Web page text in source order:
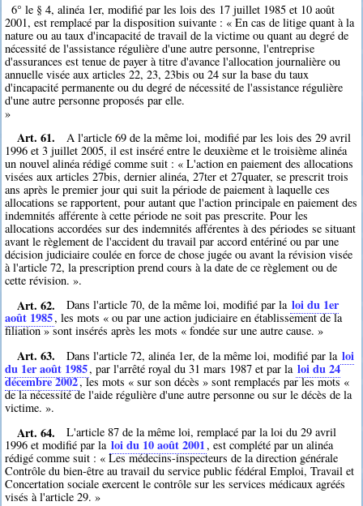
6° le § 4, alinéa 1er, modifié par les lois des 17 juillet 1985 et 10 août
2001, est remplacé par la disposition suivante : « En cas de litige quant à la
nature ou au taux d'incapacité de travail de la victime ou quant au degré de
nécessité de l'assistance régulière d'une autre personne, l'entreprise
d'assurances est tenue de payer à titre d'avance l'allocation journalière ou
annuelle visée aux articles 22, 23, 23bis ou 24 sur la base du taux
d'incapacité permanente ou du degré de nécessité de l'assistance régulière
d'une autre personne proposés par elle.
»
Art. 61.
A l'article 69 de la même loi, modifié par les lois des 29 avril
1996 et 3 juillet 2005, il est inséré entre le deuxième et le troisième alinéa
un nouvel alinéa rédigé comme suit : « L'action en paiement des allocations
visées aux articles 27bis, dernier alinéa, 27ter et 27quater, se prescrit trois
ans après le premier jour qui suit la période de paiement à laquelle ces
allocations se rapportent, pour autant que l'action principale en paiement des
indemnités afférente à cette période ne soit pas prescrite. Pour les
allocations accordées sur des indemnités afférentes à des périodes se situant
avant le règlement de l'accident du travail par accord entériné ou par une
décision judiciaire coulée en force de chose jugée ou avant la révision visée
à l'article 72, la prescription prend cours à la date de ce règlement ou de
cette révision. ».
Art. 62. Dans l'article 70, de la même loi, modifié par la loi du 1er
août 1985, les mots « ou par une action judiciaire en établissement de la
filiation » sont insérés après les mots « fondée sur une autre cause. »
Art. 63. Dans l'article 72, alinéa 1er, de la même loi, modifié par la loi
du 1er août 1985, par l'arrêté royal du 31 mars 1987 et par la loi du 24
décembre 2002, les mots « sur son décès » sont remplacés par les mots «
de la nécessité de l'aide régulière d'une autre personne ou sur le décès de la
victime. ».
Art. 64.
L'article 87 de la même loi, remplacé par la loi du 29 avril
1996 et modifié par la loi du 10 août 2001, est complété par un alinéa
rédigé comme suit : « Les médecins-inspecteurs de la direction générale
Contrôle du bien-être au travail du service public fédéral Emploi, Travail et
Concertation sociale exercent le contrôle sur les services médicaux agréés
visés à l'article 29. »